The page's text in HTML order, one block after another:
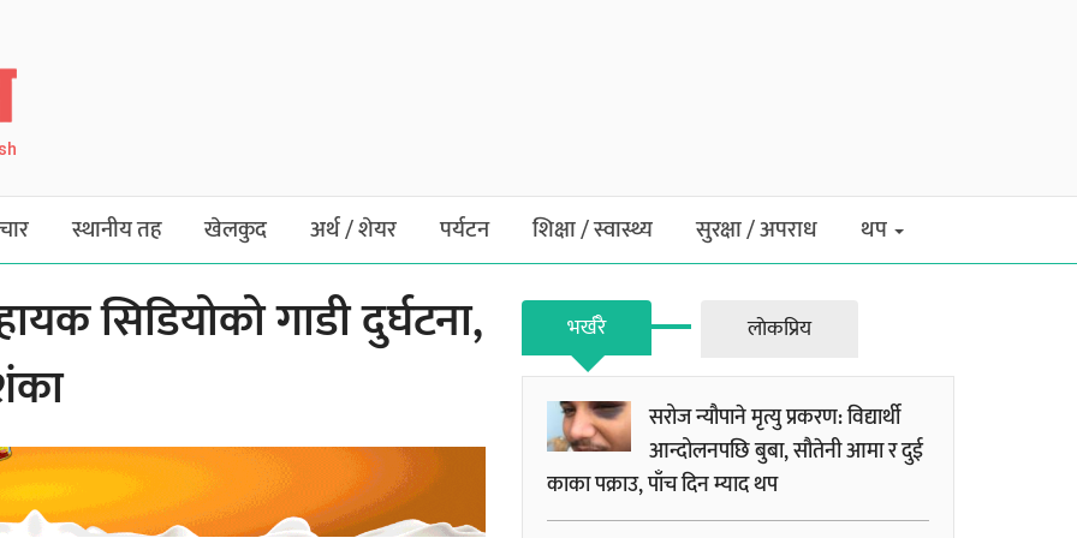
स्थानीय तह खेलकुद अर्थ / शेयर पर्यटन शिक्षा / स्वास्थ्य सुरक्षा / अपराध थप
सिडियोको गाडी दुर्घटना,
भर्खरै लाेकप्रिय
सरोज न्यौपाने मृत्यु प्रकरण: विद्यार्थी
आन्दोलनपछि बुबा, सौतेनी आमा र दुई
काका पक्राउ, पाँच दिन म्याद थप